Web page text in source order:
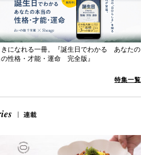
きになれる一冊。『誕生日でわかる あなたの
性格・才能・運命 完全版』
特集一覧